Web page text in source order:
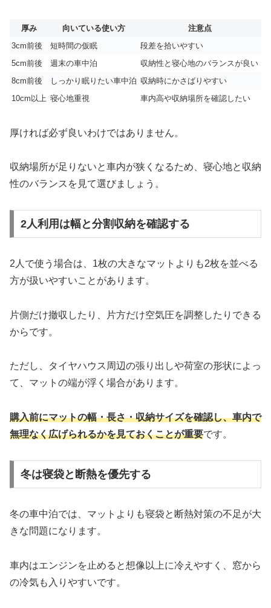
厚み 向いている使い方
注意点
3cm前後
短時間の仮眠
段差を拾いやすい
5cm前後
週末の車中泊
収納性と寝心地のバランスが良い
8cm前後
しっかり眠りたい車中泊 収納時にかさばりやすい
10cm以上 寝心地重視 車内高や収納場所を確認したい
厚ければ必ず良いわけではありません。
収納場所が足りないと車内が狭くなるため、寝心地と収納
性のバランスを見て選びましょう。
2人利用は幅と分割収納を確認する
2人で使う場合は、1枚の大きなマットよりも2枚を並べる
方が扱いやすいことがあります。
片側だけ撤収したり、片方だけ空気圧を調整したりできる
からです。
ただし、タイヤハウス周辺の張り出しや荷室の形状によっ
て、マットの端が浮く場合があります。
購入前にマットの幅・長さ・収納サイズを確認し、車内で
無理なく広げられるかを見ておくことが重要です。
冬は寝袋と断熱を優先する
冬の車中泊では、マットよりも寝袋と断熱対策の不足が大
きな問題になります。
車内はエンジンを止めると想像以上に冷えやすく、窓から
の冷気も入りやすいです。